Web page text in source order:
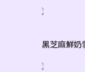
黑芝麻鮮奶